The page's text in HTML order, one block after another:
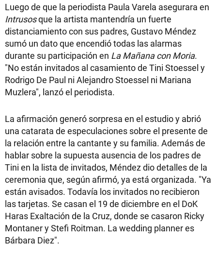
Luego de que la periodista Paula Varela asegurara en
Intrusosque la artista mantendría un fuerte
distanciamiento con sus padres, Gustavo Méndez
sumó un dato que encendió todas las alarmas
durante su participación en La Mañana con Moria.
"No están invitados al casamiento de Tini Stoessel y
Rodrigo De Paul ni Alejandro Stoessel ni Mariana
Muzlera", lanzó el periodista.
La afirmación generó sorpresa en el estudio y abrió
una catarata de especulaciones sobre el presente de
la relación entre la cantante y su familia. Además de
hablar sobre la supuesta ausencia de los padres de
Tini en la lista de invitados, Méndez dio detalles de la
ceremonia que, según afirmó, ya está organizada. "Ya
están avisados. Todavía los invitados no recibieron
las tarjetas. Se casan el 19 de diciembre en el DoK
Haras Exaltación de la Cruz, donde se casaron Ricky
Montaner y Stefi Roitman. La wedding planner es
Bárbara Diez".